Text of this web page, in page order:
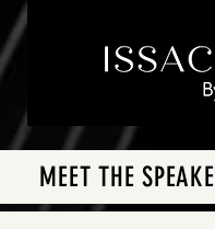
MEET THE